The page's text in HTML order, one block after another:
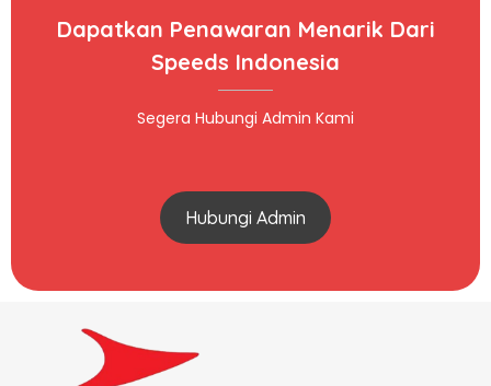
Dapatkan Penawaran Menarik Dari
Speeds Indonesia
Segera Hubungi Admin Kami
Hubungi Admin